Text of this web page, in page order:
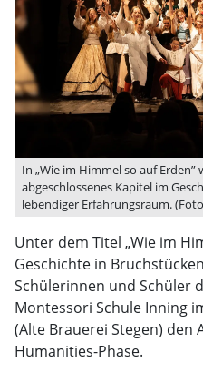
In „Wie im Himmel so auf
abgeschlossenes Kapitel im
lebendiger Erfahrungsraum.
Unter dem Titel „Wie im
Geschichte in
Schülerinnen und Schüler
Montessori Schule Inning
(Alte Brauerei Stegen) den
Humanities-Phase.